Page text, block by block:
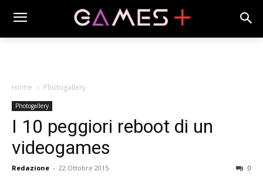
Home Photogallery
Photogallery
I 10 peggiori reboot di un
videogames
Redazione - 22 Ottobre 2015 0